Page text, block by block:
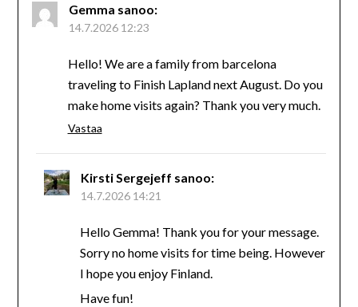
Gemma sanoo:
14.7.2026 12:23
Hello! We are a family from barcelona
traveling to Finish Lapland next August. Do you
make home visits again? Thank you very much.
Vastaa
Kirsti Sergejeff sanoo:
14.7.2026 14:21
Hello Gemma! Thank you for your message.
Sorry no home visits for time being. However
I hope you enjoy Finland.
Have fun!